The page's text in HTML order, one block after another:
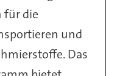
für die
und
Das